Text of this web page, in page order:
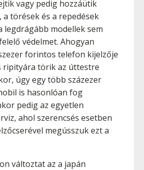
vagy pedig hozzáütik
a törések és a repedések
legdrágább modellek sem
védelmet. Ahogyan
forintos telefon kijelzője
ripityára törik az úttestre
úgy egy több százezer
is hasonlóan fog
pedig az egyetlen
ahol szerencsés esetben
megússzuk ezt a
változtat az a japán